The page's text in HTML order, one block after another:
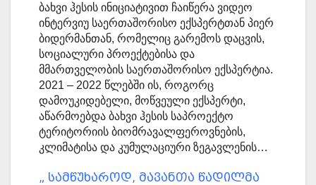
ბახვი ჰესის ინიციატივით ჩაიწერა ვიდეო
ინტერვიუ საერთაშორისო ექსპერტთან პიერ
ბიდერმანთან, რომელიც გარემოს დაცვის,
სოციალური პროექტებისა და
მმართველობის საერთაშორისო ექსპერტია.
2021 – 2022 წლებში ის, როგორც
დამოუკიდებელი, მოწვეული ექსპერტი,
აწარმოებდა ბახვი ჰესის საპროექტო
ტერიტორიის ბიომრავალფეროვნების,
კლიმატისა და კუმულაციური ზეგავლენის…
„ სამწუხაროდ, მავანთა წადილმა